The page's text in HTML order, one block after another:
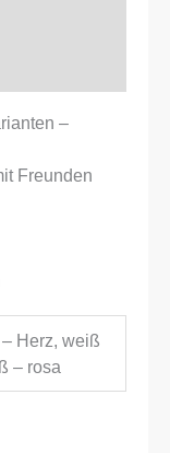
–
Freunden
Herz, weiß
– rosa